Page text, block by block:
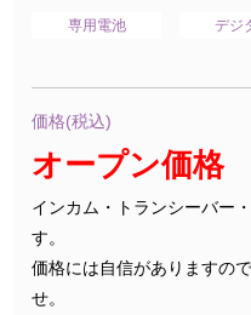
専用電池 デジ
価格(税込)
オープン価格
インカム・トランシーバー
す。
価格には自信がありますの
せ。